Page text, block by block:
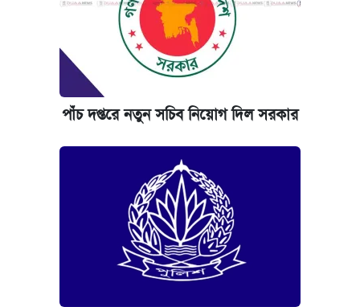
পাঁচ দপ্তরে নতুন সচিব নিয়োগ দিল সরকার